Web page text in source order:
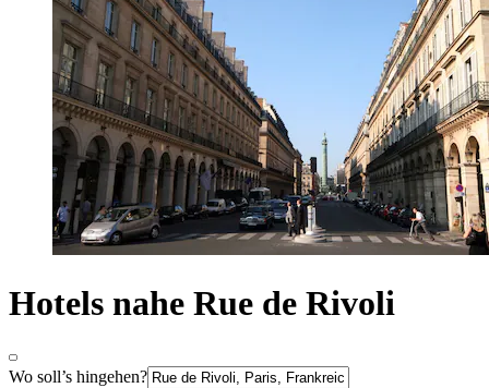
Hotels nahe Rue de Rivoli
Wo soll’s hingehen?